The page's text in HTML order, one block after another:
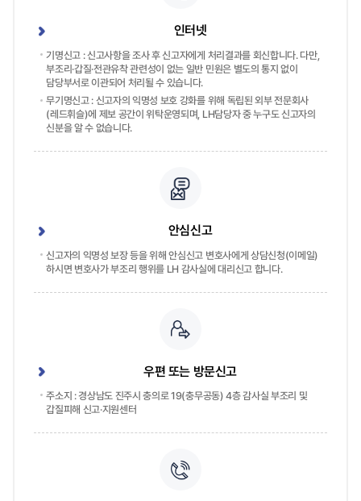
인터넷
기명신고 : 신고사항을 조사 후 신고자에게 처리결과를 회신합니다. 다만,
부조리·갑질·전관유착 관련성이 없는 일반 민원은 별도의 통지 없이
담당부서로 이관되어 처리될 수 있습니다.
무기명신고 : 신고자의 익명성 보호 강화를 위해 독립된 외부 전문회사
(레드휘슬)에 제보 공간이 위탁운영되며, LH담당자 중 누구도 신고자의
신분을 알 수 없습니다.
안심신고
신고자의 익명성 보장 등을 위해 안심신고 변호사에게 상담신청(이메일)
하시면 변호사가 부조리 행위를 LH 감사실에 대리신고 합니다.
우편 또는 방문신고
주소지 : 경상남도 진주시 충의로 19(충무공동) 4층 감사실 부조리 및
갑질피해 신고·지원센터